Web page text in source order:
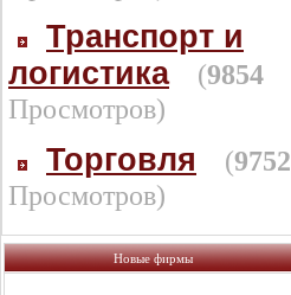
Транспорт и
логистика
(9854
Просмотров)
Торговля (9752
Просмотров)
Новые фирмы